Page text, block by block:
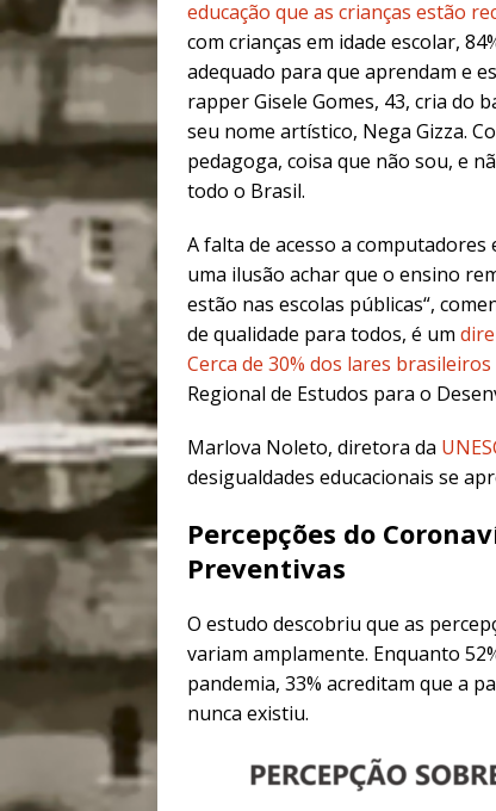
educação que as crianças estão
com crianças em idade escolar,
adequado para que aprendam e
rapper Gisele Gomes, 43, cria do
seu nome artístico, Nega Gizza.
pedagoga, coisa que não sou, e
todo o Brasil.
A falta de acesso a computadores
uma ilusão achar que o ensino
estão nas escolas públicas“,
de qualidade para todos, é um
Cerca de 30% dos lares brasileiros
Regional de Estudos para o
Marlova Noleto, diretora da
desigualdades educacionais se
Percepções do
Preventivas
O estudo descobriu que as
variam amplamente. Enquanto
pandemia, 33% acreditam que a
nunca existiu.